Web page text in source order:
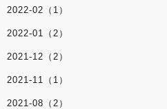
2022-02（1）
2022-01（2）
2021-12（2）
2021-11（1）
2021-08（2）